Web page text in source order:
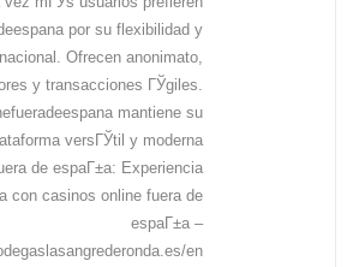
por su flexibilidad y
Ofrecen anonimato,
y transacciones ГЎgiles.
mantiene su
versГЎtil y moderna.
de espaГ±a: Experiencia
con casinos online fuera de
espaГ±a –
en/